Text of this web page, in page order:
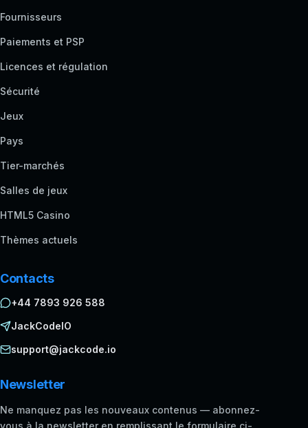
Fournisseurs
Paiements et PSP
Licences et régulation
Sécurité
Jeux
Pays
Tier-marchés
Salles de jeux
HTML5 Casino
Thèmes actuels
Contacts
+44 7893 926 588
JackCodeIO
support@jackcode.io
Newsletter
Ne manquez pas les nouveaux contenus — abonnez-